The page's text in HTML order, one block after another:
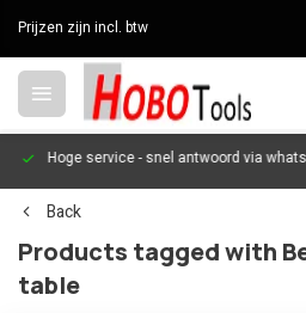
Prijzen zijn incl. btw
Hoge service- snel antwoord via
Back
Products tagged with
table